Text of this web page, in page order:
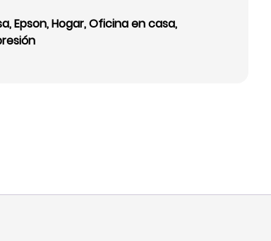
,Epson,Hogar,Oficina en casa,